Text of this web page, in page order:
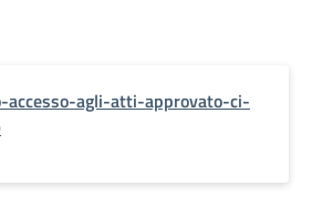
accesso-agli-atti-approvato-ci-